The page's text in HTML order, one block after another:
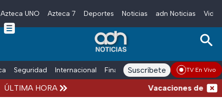
Skip to main content
Azteca UNO Azteca 7 Deportes Noticias adn Noticias
Seguridad Internacional Finanzas adn Noticias Radio
Suscríbete TV En Vivo
ÚLTIMA HORA Vacaciones de